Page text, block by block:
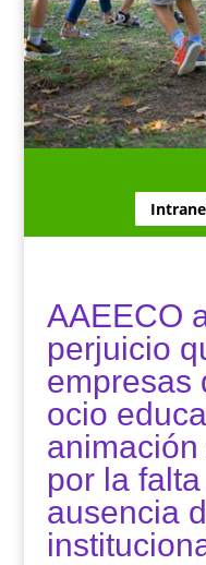
AAEECO
perjuicio
empresas
ocio
animación
por la
ausencia